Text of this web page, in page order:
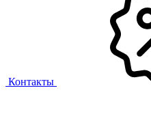
Контакты